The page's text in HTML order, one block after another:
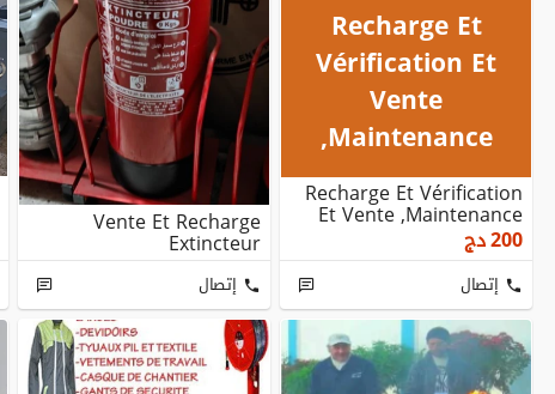
Recharge Et
Vérification Et
Vente
,maintenance
Recharge Et Vérification
Et Vente ,maintenance
200دج
إتصال
Vente Et Recharge
Extincteur
إتصال